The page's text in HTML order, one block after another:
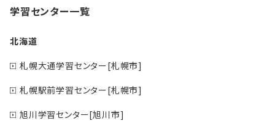
学習センター一覧
北海道
札幌大通学習センター[札幌市]
札幌駅前学習センター[札幌市]
旭川学習センター[旭川市]